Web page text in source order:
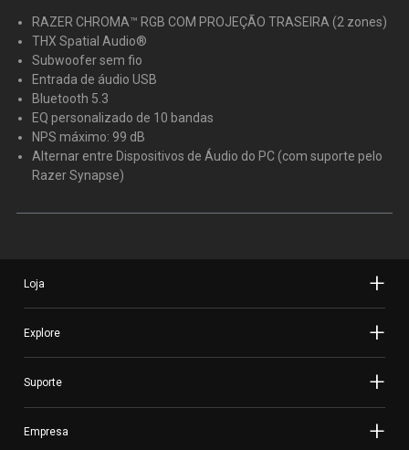
RAZER CHROMA™ RGB COM PROJEÇÃO TRASEIRA (2 zones)
THX Spatial Audio®
Subwoofer sem fio
Entrada de áudio USB
Bluetooth 5.3
EQ personalizado de 10 bandas
NPS máximo: 99 dB
Alternar entre Dispositivos de Áudio do PC (com suporte pelo
Razer Synapse)
Loja
Explore
Suporte
Empresa